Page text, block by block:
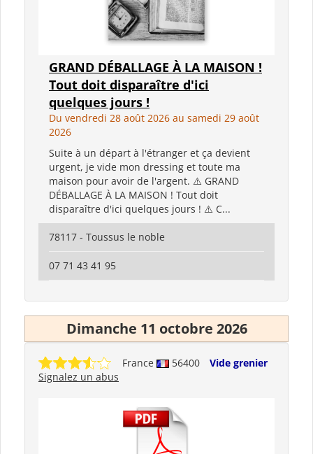
GRAND DÉBALLAGE À LA MAISON !
Tout doit disparaître d'ici
quelques jours !
Du vendredi 28 août 2026 au samedi 29 août
2026
Suite à un départ à l'étranger et ça devient
urgent, je vide mon dressing et toute ma
maison pour avoir de l'argent. ⚠️ GRAND
DÉBALLAGE À LA MAISON ! Tout doit
disparaître d'ici quelques jours ! ⚠️ C...
78117 - Toussus le noble
07 71 43 41 95
Dimanche 11 octobre 2026
France 56400
Vide grenier
Signalez un abus